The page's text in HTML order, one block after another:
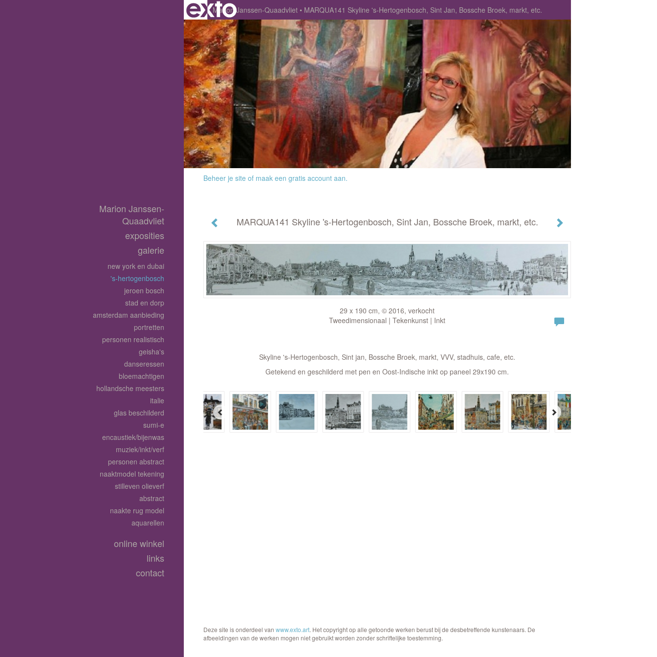
Marion Janssen-Quaadvliet MARQUA141 Skyline 's-Hertogenbosch, Sint Jan, Bossche Broek, markt, etc.
Beheer je site of maak een gratis account aan.
MARQUA141 Skyline 's-Hertogenbosch, Sint Jan, Bossche Broek, markt, etc.
29 x 190 cm, © 2016, verkocht
Tweedimensionaal | Tekenkunst | Inkt
Skyline 's-Hertogenbosch, Sint jan, Bossche Broek, markt, VVV, stadhuis, cafe, etc.
Getekend en geschilderd met pen en Oost-Indische inkt op paneel 29x190 cm.
Marion Janssen-
Quaadvliet
exposities
galerie
new york en dubai
's-hertogenbosch
jeroen bosch
stad en dorp
amsterdam aanbieding
portretten
personen realistisch
geisha's
danseressen
bloemachtigen
hollandsche meesters
italie
glas beschilderd
sumi-e
encaustiek/bijenwas
muziek/inkt/verf
personen abstract
naaktmodel tekening
stilleven olieverf
abstract
naakte rug model
aquarellen
online winkel
links
contact
Deze site is onderdeel van www.exto.art. Het copyright op alle getoonde werken berust bij de desbetreffende kunstenaars. De
afbeeldingen van de werken mogen niet gebruikt worden zonder schriftelijke toestemming.